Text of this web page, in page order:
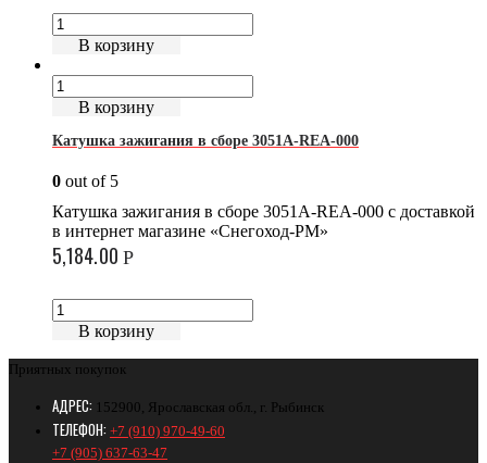
В корзину
В корзину
Катушка зажигания в сборе 3051A-REA-000
0 out of 5
Катушка зажигания в сборе 3051A-REA-000 с доставкой
в интернет магазине «Снегоход-РМ»
5,184.00 Р
В корзину
Приятных покупок
АДРЕС: 152900, Ярославская обл., г. Рыбинск
ТЕЛЕФОН: +7 (910) 970-49-60
+7 (905) 637-63-47